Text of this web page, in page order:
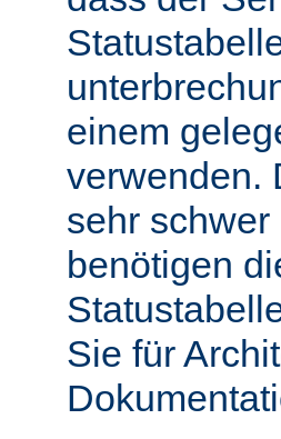
einem
verwenden.
sehr
benötigen
Sie für